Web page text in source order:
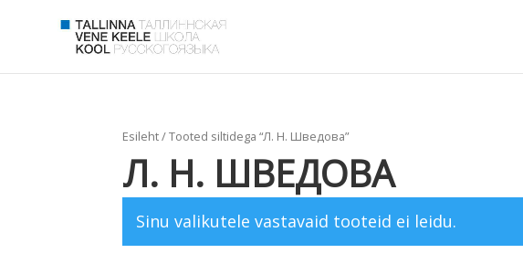
Esileht/ Tooted siltidega “Л. Н. Шведова”
Л. Н. ШВЕДОВА
Sinu valikutele vastavaid tooteid ei leidu.